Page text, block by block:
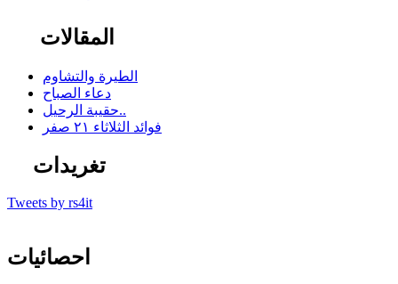
المقالات
الطيرة والتشاوم
دعاء الصباح
حقيبة الرحيل..
فوائد الثلاثاء ٢١ صفر
تغريدات
Tweets by rs4it
احصائيات